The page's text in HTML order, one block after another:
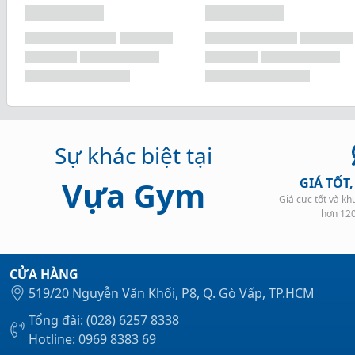
Sự khác biệt tại
Vựa Gym GIÁ
Giá cực tốt và
hơn
CỬA HÀNG
519/20 Nguyễn Văn Khối, P8, Q. Gò Vấp, TP.HCM
Tổng đài: (028) 6257 8338
Hotline: 0969 8383 69